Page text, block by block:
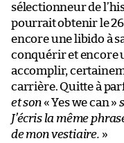
sélectionneur de
pourrait obtenir le 26
encore une libido à
conquérir et encore
accomplir,
carrière. Quitte à
et son« Yes we can »
J’écris la même
de mon vestiaire. »